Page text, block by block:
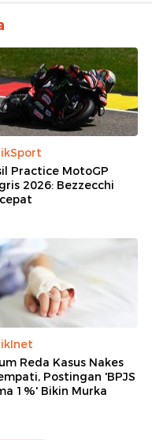
Practice MotoGP
2026: Bezzecchi
Reda Kasus Nakes
Postingan 'BPJS
1%' Bikin Murka